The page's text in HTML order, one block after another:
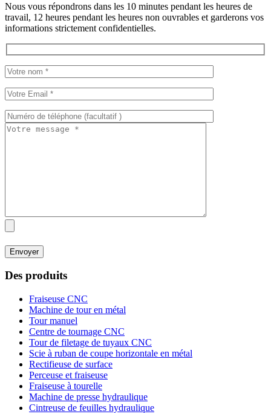
Nous vous répondrons dans les 10 minutes pendant les heures de
travail, 12 heures pendant les heures non ouvrables et garderons vos
informations strictement confidentielles.
Des produits
Fraiseuse CNC
Machine de tour en métal
Tour manuel
Centre de tournage CNC
Tour de filetage de tuyaux CNC
Scie à ruban de coupe horizontale en métal
Rectifieuse de surface
Perceuse et fraiseuse
Fraiseuse à tourelle
Machine de presse hydraulique
Cintreuse de feuilles hydraulique